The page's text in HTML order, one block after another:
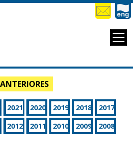
2021 2020 2019 2018
2017
2012 2011 2010 2009
2008